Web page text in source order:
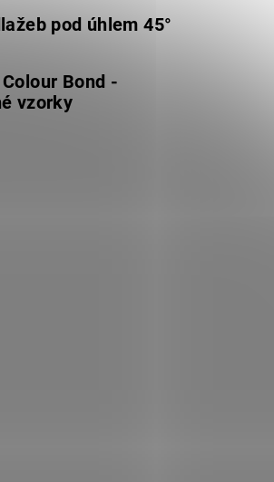
pod úhlem 45°
Bond -
vzorky